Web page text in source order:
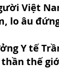
Việt
lo âu
Y tế
thế